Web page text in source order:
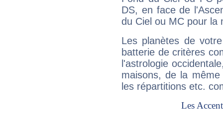
DS, en face de
du Ciel ou MC pour la
Les planètes de
batterie de critères
l'astrologie
maisons, de la
les répartitions etc.